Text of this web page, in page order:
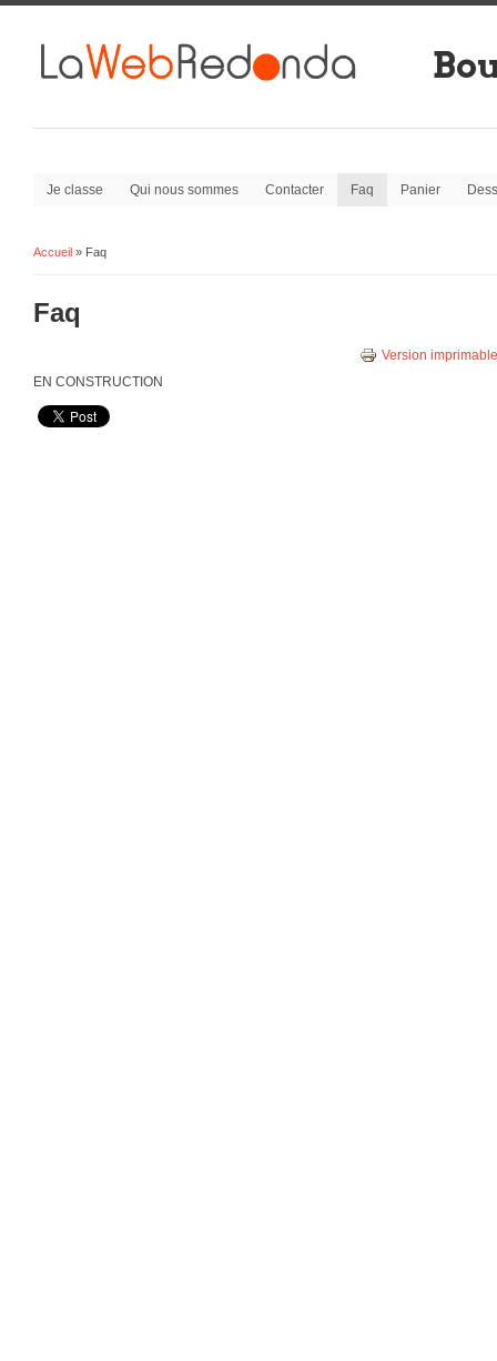
Je classe Qui nous sommes Contacter Faq Panier
Accueil » Faq
Faq
Version imprimable
EN CONSTRUCTION